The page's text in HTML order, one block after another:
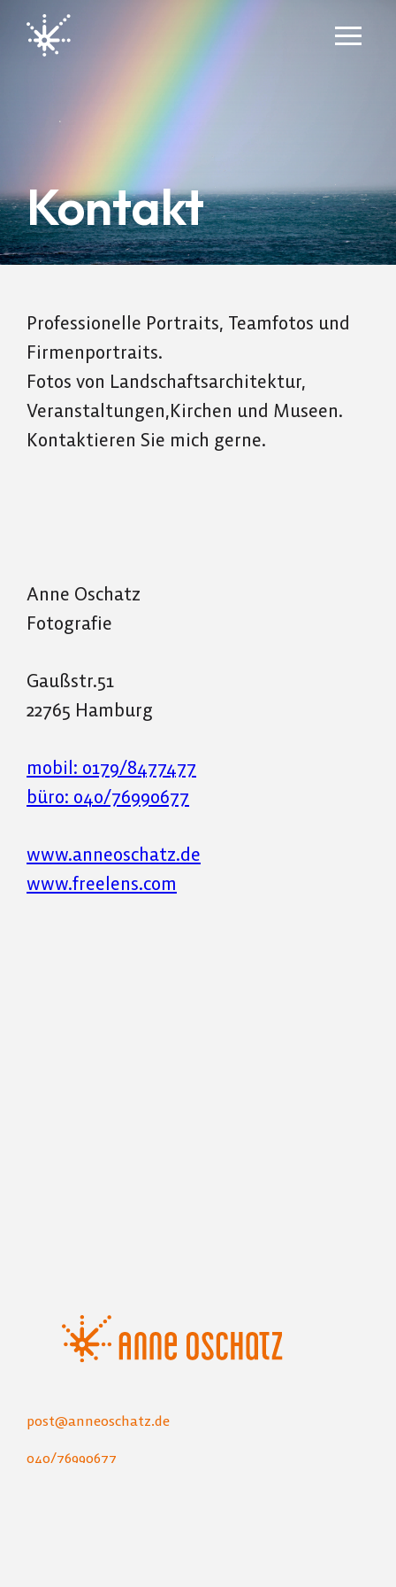
Kontakt
Professionelle Portraits, Teamfotos und
Firmenportraits.
Fotos von Landschaftsarchitektur,
Veranstaltungen,Kirchen und Museen.
Kontaktieren Sie mich gerne.
Anne Oschatz
Fotografie
Gaußstr.51
22765 Hamburg
mobil: 0179/8477477
büro: 040/76990677
www.anneoschatz.de
www.freelens.com
post@anneoschatz.de
040/76990677